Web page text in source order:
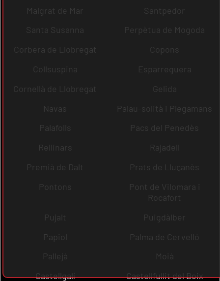
Malgrat de Mar
Santpedor
Santa Susanna
Perpètua de Mogoda
Corbera de Llobregat
Copons
Collsuspina
Esparreguera
Cornellà de Llobregat
Gelida
Navas
Palau-solità i Plegamans
Palafolls
Pacs del Penedès
Rellinars
Rajadell
Premià de Dalt
Prats de Lluçanès
Pontons
Pont de Vilomara i
Rocafort
Pujalt
Puigdàlber
Papiol
Palma de Cervelló
Pallejà
Moià
Castellgalí
Castellfullit del Boix